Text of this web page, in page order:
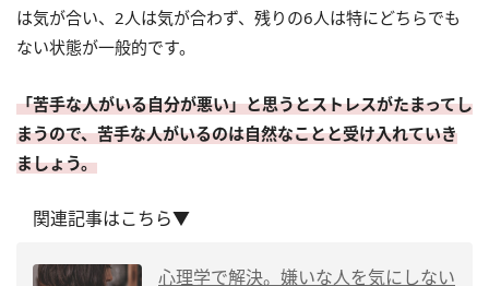
は気が合い、2人は気が合わず、残りの6人は特にどちらでも
ない状態が一般的です。
「苦手な人がいる自分が悪い」と思うとストレスがたまってし
まうので、苦手な人がいるのは自然なことと受け入れていき
ましょう。
関連記事はこちら▼
心理学で解決。嫌いな人を気にしない